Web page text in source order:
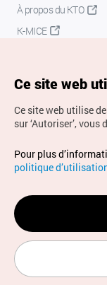
À propos du KTO
K-MICE
Droits d’auteur (c)
Tous droits
Pour les rapports
adressez vos
Ce site web
Ce site web utilise
sur ‘Autoriser’,
Pour plus
politique